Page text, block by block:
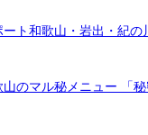
ート和歌山・岩出・紀
山のマル秘メニュー 「